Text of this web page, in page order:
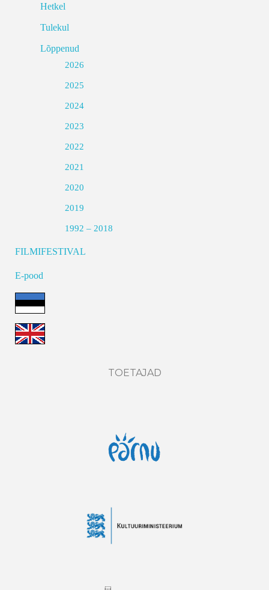
Hetkel
Tulekul
Lõppenud
2026
2025
2024
2023
2022
2021
2020
2019
1992 – 2018
FILMIFESTIVAL
E-pood
TOETAJAD